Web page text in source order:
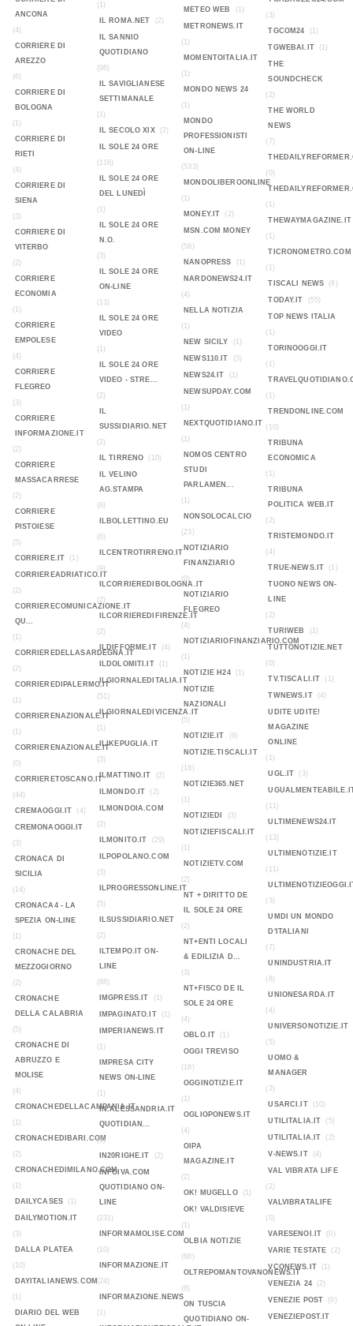
ANCONA
(4)
CORRIERE DI
AREZZO
(6)
CORRIERE DI
BOLOGNA
(1)
CORRIERE DI
RIETI
(4)
CORRIERE DI
SIENA
(3)
CORRIERE DI
VITERBO
(2)
CORRIERE
ECONOMIA
(1)
CORRIERE
EMPOLESE
(4)
CORRIERE
FLEGREO
(3)
CORRIERE
INFORMAZIONE.IT
(2)
CORRIERE
MASSACARRESE
(2)
CORRIERE
PISTOIESE
(5)
CORRIERE.IT
(1)
CORRIEREADRIATICO.IT
(2)
CORRIERECOMUNICAZIONE.IT
QU...
(1)
CORRIEREDELLASARDEGNA.IT
(2)
CORRIEREDIPALERMO.IT
(1)
CORRIERENAZIONALE.IT
(1)
CORRIERENAZIONALE.IT
(0)
CORRIERETOSCANO.IT
(44)
CREMAOGGI.IT
(4)
CREMONAOGGI.IT
(3)
CRONACA DI
SICILIA
(14)
CRONACA4 - LA
SPEZIA ON-LINE
(1)
CRONACHE DEL
MEZZOGIORNO
(2)
CRONACHE
DELLA CALABRIA
(5)
CRONACHE DI
ABRUZZO E
MOLISE
(4)
CRONACHEDELLACAMPANIA.IT
(1)
CRONACHEDIBARI.COM
(2)
CRONACHEDIMILANO.COM
(1)
DAILYCASES
(1)
DAILYMOTION.IT
(3)
DALLA PLATEA
(10)
DAYITALIANEWS.COM
(1)
DIARIO DEL WEB
(1)
IL ROMA.NET
(2)
IL SANNIO
QUOTIDIANO
(98)
IL SAVIGLIANESE
SETTIMANALE
(1)
IL SECOLO XIX
(2)
IL SOLE 24 ORE
(116)
IL SOLE 24 ORE
DEL LUNEDÌ
(1)
IL SOLE 24 ORE
N.O.
(3)
IL SOLE 24 ORE
ON-LINE
(13)
IL SOLE 24 ORE
VIDEO
(1)
IL SOLE 24 ORE
VIDEO - STRE...
(2)
IL
SUSSIDIARIO.NET
(2)
IL TIRRENO
(10)
IL VELINO
AG.STAMPA
(6)
ILBOLLETTINO.EU
(6)
ILCENTROTIRRENO.IT
(9)
ILCORRIEREDIBOLOGNA.IT
(2)
ILCORRIEREDIFIRENZE.IT
(2)
ILDIFFORME.IT
(4)
ILDOLOMITI.IT (1)
ILGIORNALEDITALIA.IT
(51)
ILGIORNALEDIVICENZA.IT
(1)
ILIKEPUGLIA.IT
(3)
ILMATTINO.IT
(2)
ILMONDO.IT (2)
ILMONDOIA.COM
(2)
ILMONITO.IT
(29)
ILPOPOLANO.COM
(3)
ILPROGRESSONLINE.IT
(5)
ILSUSSIDIARIO.NET
(2)
ILTEMPO.IT ON-
LINE
(88)
IMGPRESS.IT
(1)
IMPAGINATO.IT (1)
IMPERIANEWS.IT
(1)
IMPRESA CITY
NEWS ON-LINE
(1)
IN.ALESSANDRIA.IT
QUOTIDIAN...
(1)
IN20RIGHE.IT
(2)
INFOIVA.COM
QUOTIDIANO ON-
LINE
(231)
INFORMAMOLISE.COM
(10)
INFORMAZIONE.IT
(24)
INFORMAZIONE.NEWS
(1)
METEO WEB (1)
METRONEWS.IT
(1)
MOMENTOITALIA.IT
(1)
MONDO NEWS 24
(1)
MONDO
PROFESSIONISTI
ON-LINE
(533)
MONDOLIBEROONLINE
(1)
MONEY.IT
(2)
MSN.COM MONEY
(58)
NANOPRESS
(1)
NARDONEWS24.IT
(4)
NELLA NOTIZIA
(1)
NEW SICILY
(1)
NEWS110.IT (3)
NEWS24.IT (1)
NEWSUPDAY.COM
(1)
NEXTQUOTIDIANO.IT
(1)
NOMOS CENTRO
STUDI
PARLAMEN...
(1)
NONSOLOCALCIO
(23)
NOTIZIARIO
FINANZIARIO
(0)
NOTIZIARIO
FLEGREO
(4)
NOTIZIARIOFINANZIARIO.COM
(1)
NOTIZIE H24
(1)
NOTIZIE
NAZIONALI
(5)
NOTIZIE.IT
(9)
NOTIZIE.TISCALI.IT
(18)
NOTIZIE365.NET
(1)
NOTIZIEDI
(3)
NOTIZIEFISCALI.IT
(1)
NOTIZIETV.COM
(2)
NT + DIRITTO DE
IL SOLE 24 ORE
(2)
NT+ENTI LOCALI
& EDILIZIA D...
(3)
NT+FISCO DE IL
SOLE 24 ORE
(4)
OBLO.IT
(1)
OGGI TREVISO
(18)
OGGINOTIZIE.IT
(1)
OGLIOPONEWS.IT
(4)
OIPA
MAGAZINE.IT
(2)
OK! MUGELLO
(1)
OK! VALDISIEVE
(1)
OLBIA NOTIZIE
(88)
OLTREPOMANTOVANONEWS.IT
(8)
ON TUSCIA
QUOTIDIANO ON-
(3)
TGCOM24
(1)
TGWEBAI.IT (1)
THE
SOUNDCHECK
(2)
THE WORLD
NEWS
(7)
(0)
(1)
THEWAYMAGAZINE.IT
(1)
TICRONOMETRO.COM
(1)
TISCALI NEWS
(6)
TODAY.IT (55)
TOP NEWS ITALIA
(1)
TORINOOGGI.IT
(1)
(1)
TRENDONLINE.COM
(10)
TRIBUNA
ECONOMICA
(1)
TRIBUNA
POLITICA WEB.IT
(2)
TRISTEMONDO.IT
(4)
TRUE-NEWS.IT
(1)
TUONO NEWS ON-
LINE
(2)
TURIWEB
(1)
TUTTONOTIZIE.NET
(0)
TV.TISCALI.IT
(1)
TWNEWS.IT (4)
UDITE UDITE!
MAGAZINE
ONLINE
(1)
UGL.IT
(3)
(11)
ULTIMENEWS24.IT
(13)
ULTIMENOTIZIE.IT
(11)
(3)
UMDI UN MONDO
D'ITALIANI
(7)
UNINDUSTRIA.IT
(8)
UNIONESARDA.IT
(4)
UNIVERSONOTIZIE.IT
(5)
UOMO &
MANAGER
(3)
USARCI.IT
(10)
UTILITALIA.IT (5)
UTILITALIA.IT (2)
V-NEWS.IT (4)
VAL VIBRATA LIFE
(2)
VALVIBRATALIFE
(0)
VARESENOI.IT
(0)
VARIE TESTATE (2)
VCONEWS.IT (1)
VENEZIA 24 (2)
VENEZIE POST (0)
VENEZIEPOST.IT